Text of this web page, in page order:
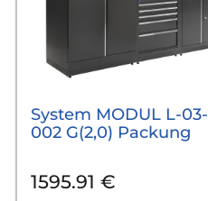
System MODUL L-03-
002 G(2,0) Packung
1595.91 €